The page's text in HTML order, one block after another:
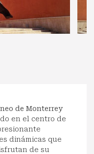
de Monterrey
en el centro de
dinámicas que
de su